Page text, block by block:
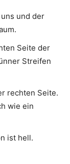
und der
Seite der
Streifen
rechten Seite.
wie ein
ist hell.